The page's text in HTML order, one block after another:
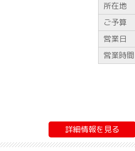
所在地
ご予算
営業日
営業時間
詳細情報を見る